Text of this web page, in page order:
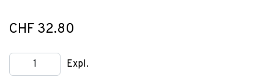
CHF 32.80
Expl.